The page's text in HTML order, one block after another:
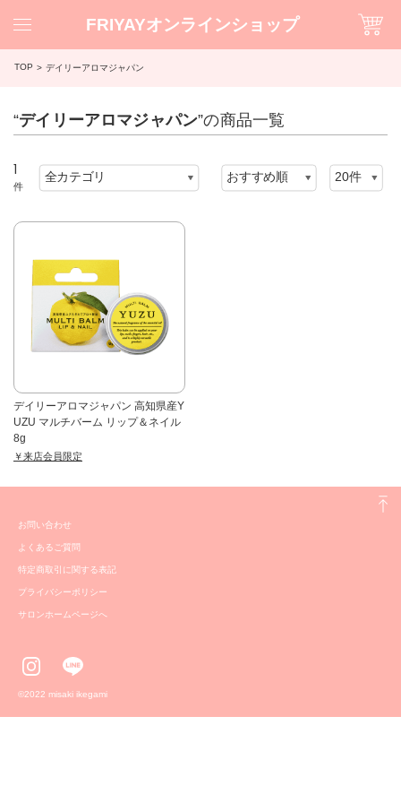
FRIYAYオンラインショップ
TOP デイリーアロマジャパン
“デイリーアロマジャパン”の商品一覧
1
件
デイリーアロマジャパン 高知県産Y
UZU マルチバーム リップ＆ネイル
8g
￥来店会員限定
お問い合わせ
よくあるご質問
特定商取引に関する表記
プライバシーポリシー
サロンホームページへ
©️2022 misaki ikegami